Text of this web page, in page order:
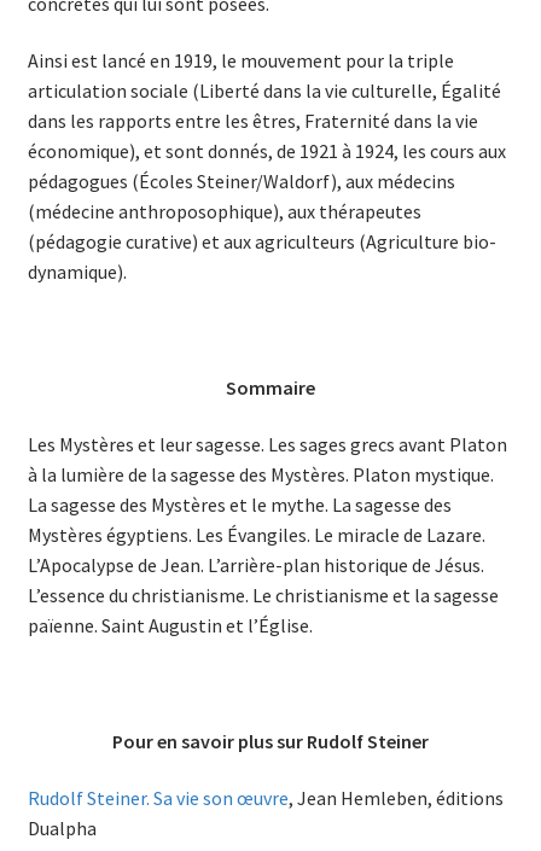
Ainsi est lancé en 1919, le mouvement pour la triple
articulation sociale (Liberté dans la vie culturelle, Égalité
dans les rapports entre les êtres, Fraternité dans la vie
économique), et sont donnés, de 1921 à 1924, les cours aux
pédagogues (Écoles Steiner/Waldorf), aux médecins
(médecine anthroposophique), aux thérapeutes
(pédagogie curative) et aux agriculteurs (Agriculture bio-
dynamique).
Sommaire
Les Mystères et leur sagesse. Les sages grecs avant Platon
à la lumière de la sagesse des Mystères. Platon mystique.
La sagesse des Mystères et le mythe. La sagesse des
Mystères égyptiens. Les Évangiles. Le miracle de Lazare.
L’Apocalypse de Jean. L’arrière-plan historique de Jésus.
L’essence du christianisme. Le christianisme et la sagesse
païenne. Saint Augustin et l’Église.
Pour en savoir plus sur Rudolf Steiner
Rudolf Steiner. Sa vie son œuvre, Jean Hemleben, éditions
Dualpha